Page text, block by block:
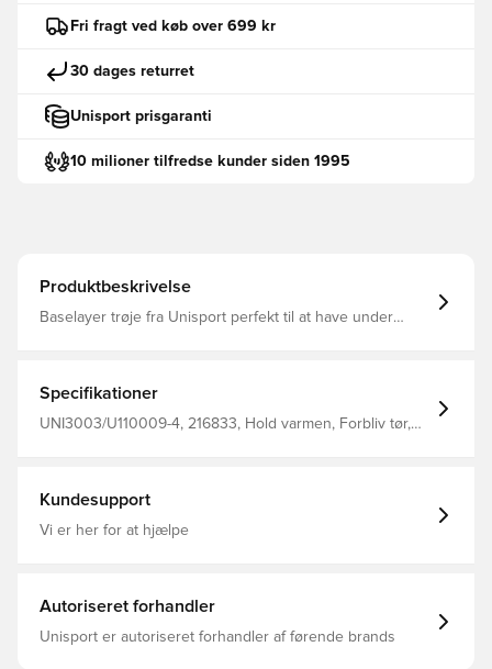
Fri fragt ved køb over 699 kr
30 dages returret
Unisport prisgaranti
10 milioner tilfredse kunder siden 1995
Produktbeskrivelse
Baselayer trøje fra Unisport perfekt til at have under
design for maksimal komfort Fremstillet i 92% polyester
og 8% elastan.
Specifikationer
UNI3003/U110009-4, 216833, Hold varmen, Forbliv tør,
Kundesupport
Vi er her for at hjælpe
Autoriseret forhandler
Unisport er autoriseret forhandler af førende brands